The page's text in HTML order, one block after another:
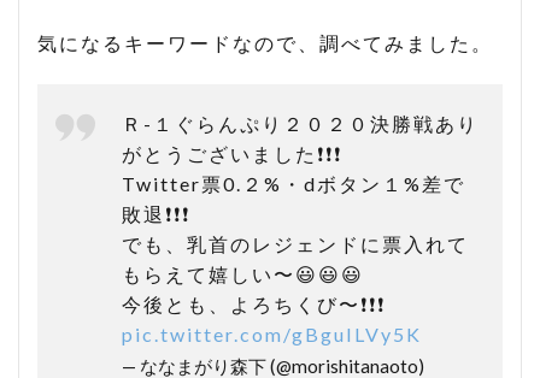
気になるキーワードなので、調べてみました。
Ｒ-１ぐらんぷり２０２０決勝戦あり
がとうございました❗️❗️❗️
Twitter票0.２%・dボタン１%差で
敗退❗️❗️❗️
でも、乳首のレジェンドに票入れて
もらえて嬉しい〜😃😃😃
今後とも、よろちくび〜❗️❗️❗️
pic.twitter.com/gBguILVy5K
— ななまがり森下 (@morishitanaoto)